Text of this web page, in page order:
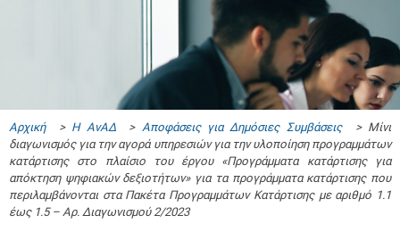
Αρχική> Η ΑνΑΔ> Αποφάσεις για Δημόσιες Συμβάσεις> Μίνι
διαγωνισμός για την αγορά υπηρεσιών για την υλοποίηση προγραμμάτων
κατάρτισης στο πλαίσιο του έργου «Προγράμματα κατάρτισης για
απόκτηση ψηφιακών δεξιοτήτων» για τα προγράμματα κατάρτισης που
περιλαμβάνονται στα Πακέτα Προγραμμάτων Κατάρτισης με αριθμό 1.1
έως 1.5 – Αρ. Διαγωνισμού 2/2023